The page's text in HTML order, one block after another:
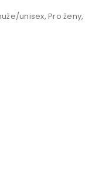
unisex,Pro ženy,